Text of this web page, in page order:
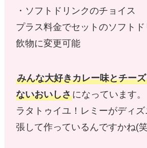
・ソフトドリンクのチョイス
プラス料金でセットのソフト
飲物に変更可能
みんな大好きカレー味とチー
ないおいしさになっています。
ラタトゥイユ！レミーがディ
張して作っているんですかね(